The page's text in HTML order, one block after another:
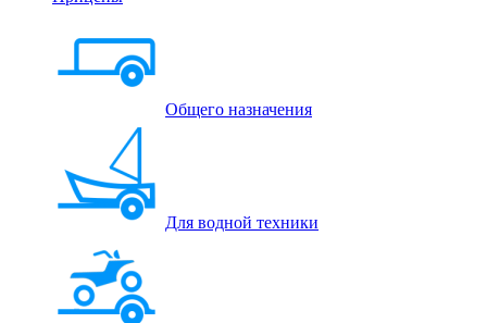
Общего назначения
Для водной техники